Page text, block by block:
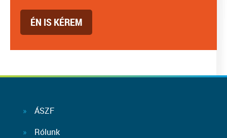
ÉN IS KÉREM
ÁSZF
Rólunk